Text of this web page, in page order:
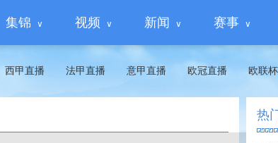
集锦 视频 新闻 赛事
西甲直播 法甲直播 意甲直播 欧冠直播 欧联
热